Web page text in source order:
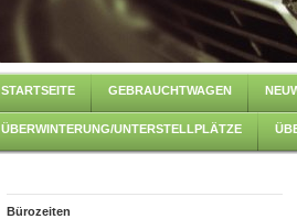
STARTSEITE GEBRAUCHTWAGEN
ÜBERWINTERUNG/UNTERSTELLPLÄTZE
Bürozeiten